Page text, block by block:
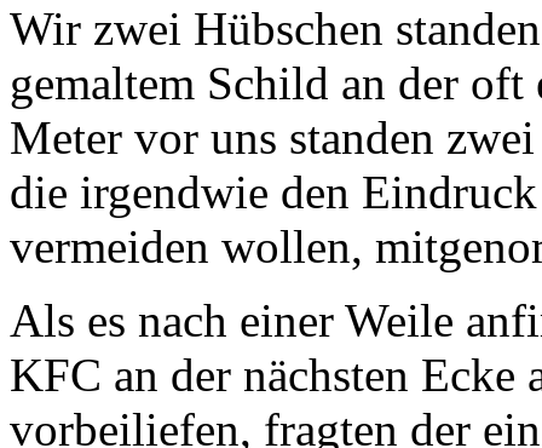
Wir zwei Hübschen
gemaltem Schild an der
Meter vor uns standen
die irgendwie den
vermeiden wollen,
Als es nach einer Weile
KFC an der nächsten
vorbeiliefen, fragten der